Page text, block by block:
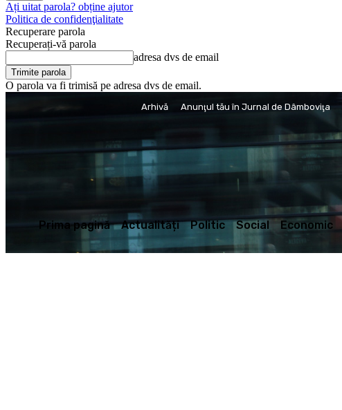
Ați uitat parola? obține ajutor
Politica de confidenţialitate
Recuperare parola
Recuperați-vă parola
adresa dvs de email
O parola va fi trimisă pe adresa dvs de email.
joi, 6 august, 2026 Arhivă Anunţul tău în Jurnal de Dâmboviţa
Prima pagină Actualități Politic Social Economic